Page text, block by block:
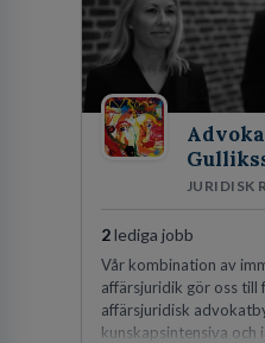
JURIDISK
2lediga jobb
Vår kombination av
affärsjuridik gör oss till
affärsjuridisk
kunskapsintensiva och